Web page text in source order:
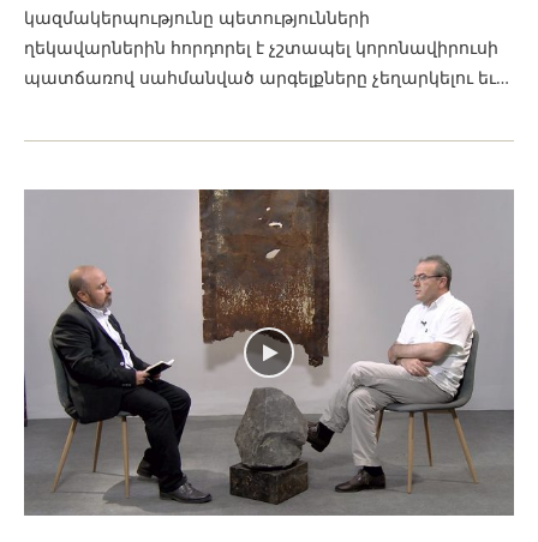
կազմակերպությունը պետությունների
ղեկավարներին հորդորել է չշտապել կորոնավիրուսի
պատճառով սահմանված արգելքները չեղարկելու եւ…